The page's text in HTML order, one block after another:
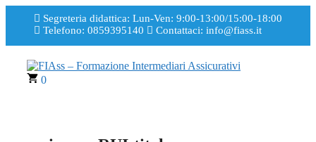
Segreteria didattica: Lun-Ven: 9:00-13:00/15:00-18:00
Telefono: 0859395140
Contattaci: info@fiass.it
0